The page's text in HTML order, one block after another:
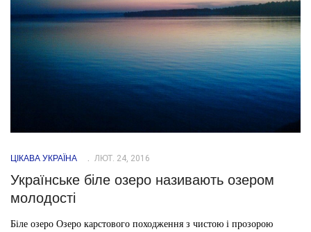
ЦІКАВА УКРАЇНА ЛЮТ. 24, 2016
Українське біле озеро називають озером
молодості
Біле озеро Озеро карстового походження з чистою і прозорою